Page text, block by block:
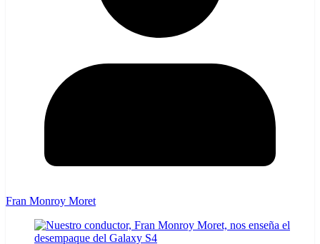
Fran Monroy Moret